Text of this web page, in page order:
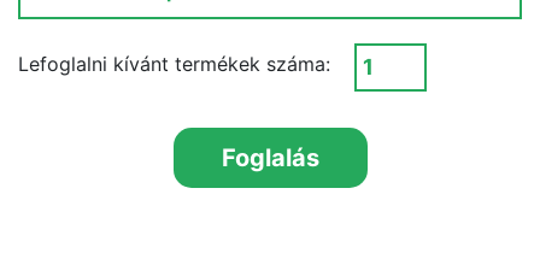
Lefoglalni kívánt termékek száma:
Foglalás